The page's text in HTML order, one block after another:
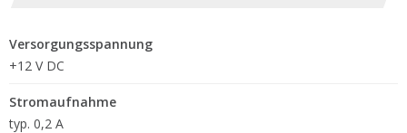
Versorgungsspannung
+12 V DC
Stromaufnahme
typ. 0,2 A